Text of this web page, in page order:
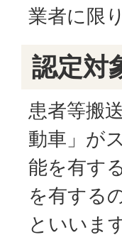
業者に限
認定対
患者等搬
動車」が
能を有す
を有する
といいま